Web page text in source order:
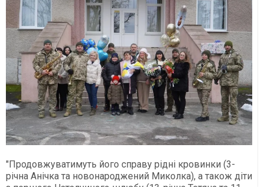
"Продовжуватимуть його справу рідні кровинки (3-
річна Анічка та новонароджений Миколка), а також діти